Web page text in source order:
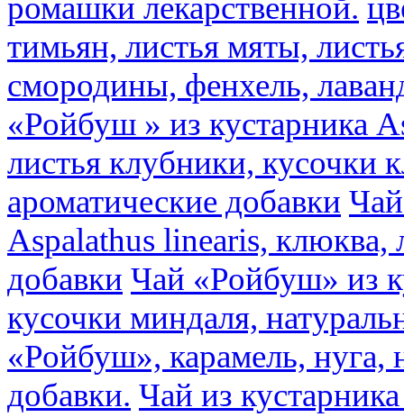
ромашки лекарственной.
тимьян, листья мяты,
смородины, фенхель,
«Ройбуш » из кустарника
листья клубники, кусочки
ароматические добавки
Aspalathus linearis, клюква,
добавки Чай «Ройбуш» из
кусочки миндаля,
«Ройбуш», карамель, нуга,
добавки. Чай из